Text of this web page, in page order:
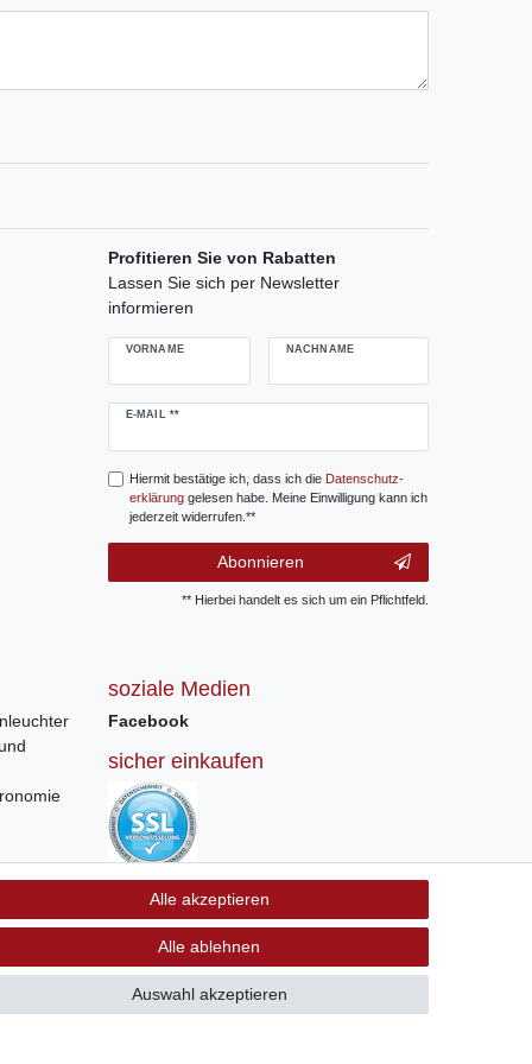
Profitieren Sie von Rabatten
Lassen Sie sich per Newsletter
informieren
VORNAME NACHNAME
E-MAIL **
Newsletter
Hiermit bestätige ich, dass ich die Daten­schutz­
erklärunggelesen habe. Meine Einwilligung kann ich
jederzeit widerrufen.**
Abonnieren
** Hierbei handelt es sich um ein Pflichtfeld.
soziale Medien
Facebook
sicher einkaufen
Sichere Bestellung und Zahlung via SSL
Verschlüsselung
Alle akzeptieren
Alle ablehnen
Auswahl akzeptieren